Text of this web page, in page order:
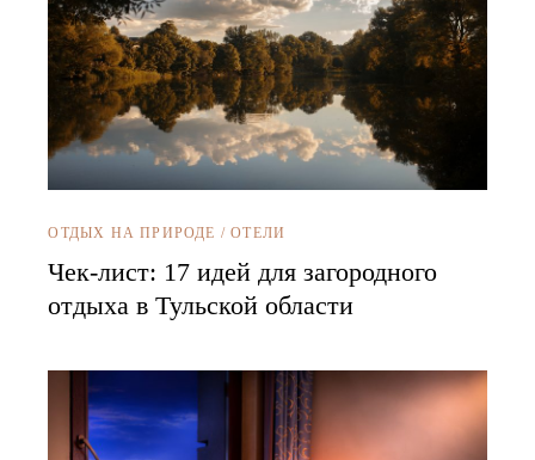
ОТДЫХ НА ПРИРОДЕ /ОТЕЛИ
Чек-лист: 17 идей для загородного
отдыха в Тульской области